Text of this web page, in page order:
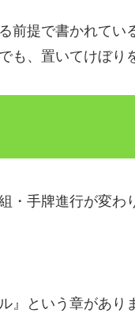
前提で書かれてい
も、置いてけぼり
・手牌進行が変わ
』という章があり